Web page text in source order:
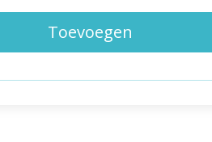
Toevoegen